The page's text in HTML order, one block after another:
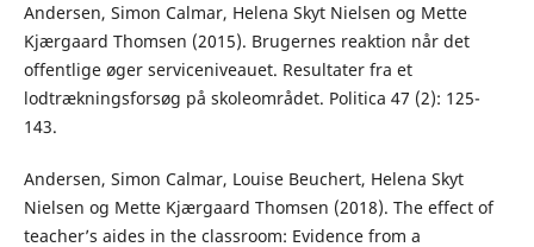
Andersen, Simon Calmar, Helena Skyt Nielsen og Mette
Kjærgaard Thomsen (2015). Brugernes reaktion når det
offentlige øger serviceniveauet. Resultater fra et
lodtrækningsforsøg på skoleområdet. Politica 47 (2): 125-
143.
Andersen, Simon Calmar, Louise Beuchert, Helena Skyt
Nielsen og Mette Kjærgaard Thomsen (2018). The effect of
teacher’s aides in the classroom: Evidence from a